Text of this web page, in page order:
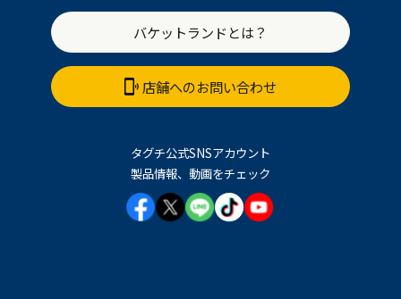
バケットランドとは？
店舗へのお問い合わせ
タグチ公式SNSアカウント
製品情報、動画をチェック